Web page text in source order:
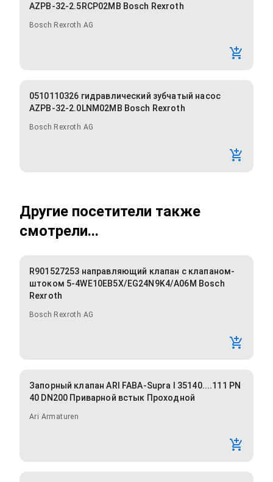
AZPB-32-2.5RCP02MB Bosch Rexroth
Bosch Rexroth AG
0510110326 гидравлический зубчатый насос
AZPB-32-2.0LNM02MB Bosch Rexroth
Bosch Rexroth AG
Другие посетители также
смотрели...
R901527253 направляющий клапан с клапаном-
штоком 5-4WE10EB5X/EG24N9K4/A06M Bosch
Rexroth
Bosch Rexroth AG
Запорный клапан ARI FABA-Supra I 35140....111 PN
40 DN200 Приварной встык Проходной
Ari Armaturen